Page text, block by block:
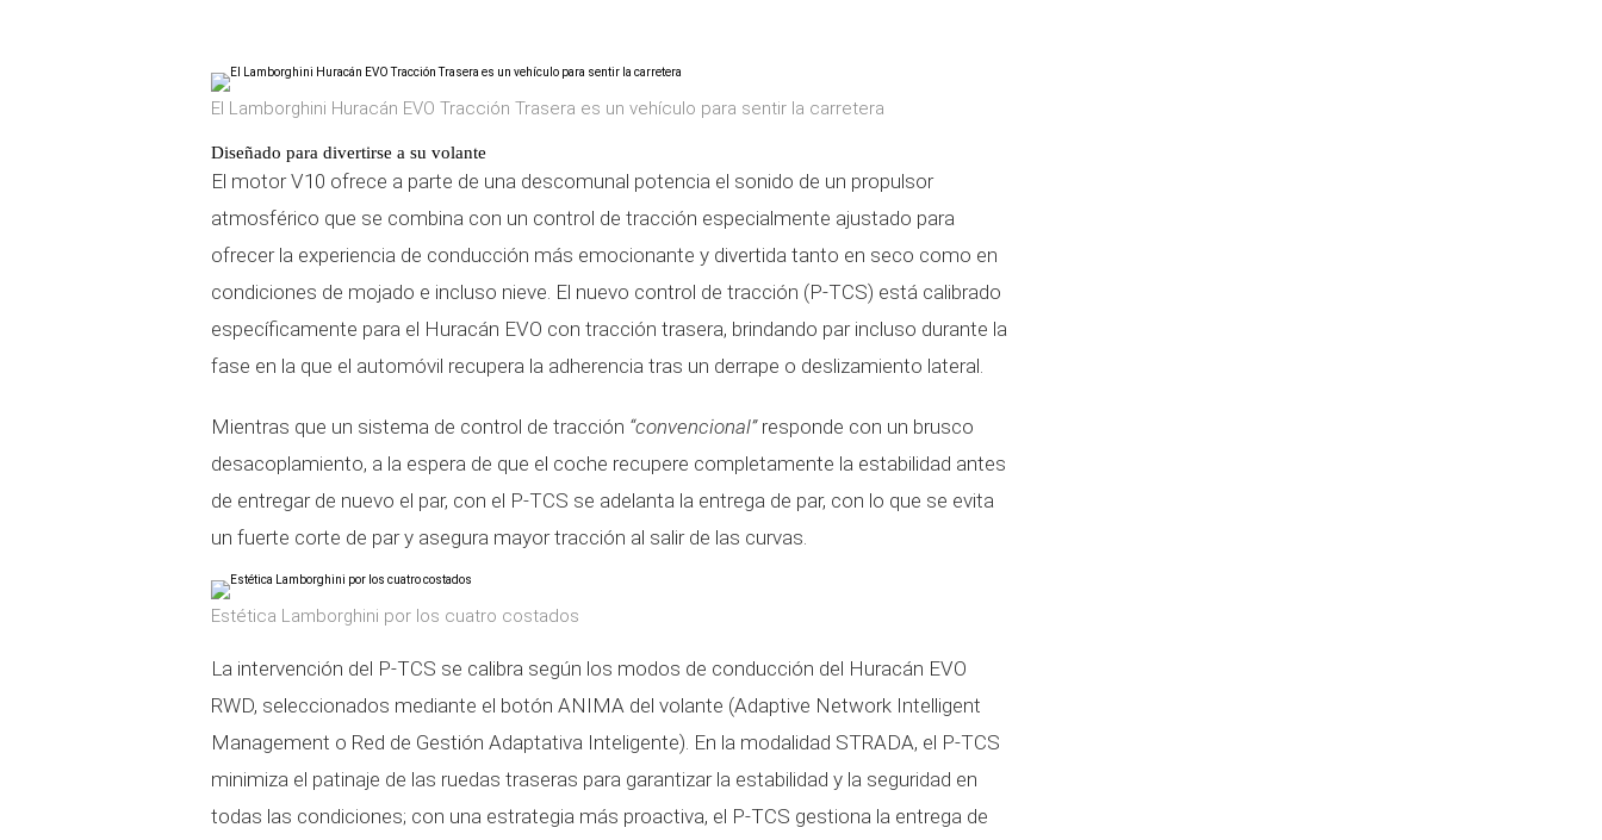
El Lamborghini Huracán EVO Tracción Trasera es un vehículo para sentir la carretera
Diseñado para divertirse a su volante
El motor V10 ofrece a parte de una descomunal potencia el sonido de un propulsor
atmosférico que se combina con un control de tracción especialmente ajustado para
ofrecer la experiencia de conducción más emocionante y divertida tanto en seco como en
condiciones de mojado e incluso nieve. El nuevo control de tracción (P-TCS) está calibrado
específicamente para el Huracán EVO con tracción trasera, brindando par incluso durante la
fase en la que el automóvil recupera la adherencia tras un derrape o deslizamiento lateral.
Mientras que un sistema de control de tracción “convencional”responde con un brusco
desacoplamiento, a la espera de que el coche recupere completamente la estabilidad antes
de entregar de nuevo el par, con el P-TCS se adelanta la entrega de par, con lo que se evita
un fuerte corte de par y asegura mayor tracción al salir de las curvas.
Estética Lamborghini por los cuatro costados
La intervención del P-TCS se calibra según los modos de conducción del Huracán EVO
RWD, seleccionados mediante el botón ANIMA del volante (Adaptive Network Intelligent
Management o Red de Gestión Adaptativa Inteligente). En la modalidad STRADA, el P-TCS
minimiza el patinaje de las ruedas traseras para garantizar la estabilidad y la seguridad en
todas las condiciones; con una estrategia más proactiva, el P-TCS gestiona la entrega de